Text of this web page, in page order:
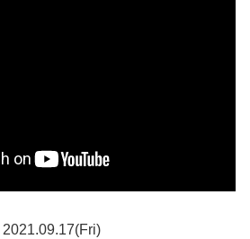
2021.09.17(Fri)